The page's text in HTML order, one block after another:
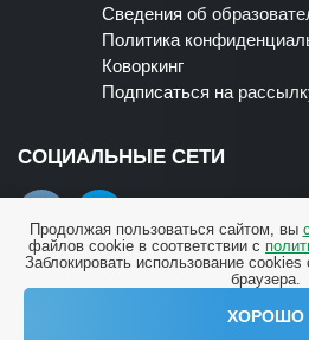
Сведения об
Политика
Коворкинг
Подписаться на
СОЦИАЛЬНЫЕ СЕТИ
Продолжая пользоваться сайтом, вы
файлов cookie в соответствии с
Заблокировать использование
браузера.
ХОРОШО